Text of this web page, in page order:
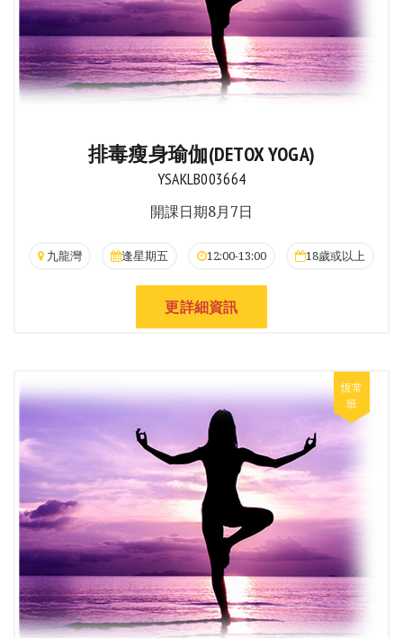
排毒瘦身瑜伽(DETOX YOGA)
YSAKLB003664
開課日期8月7日
九龍灣 逢星期五 12:00-13:00 18歲或以上
更詳細資訊